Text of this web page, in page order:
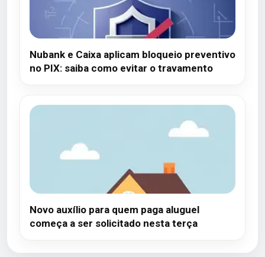
Nubank e Caixa aplicam bloqueio preventivo
no PIX: saiba como evitar o travamento
Novo auxílio para quem paga aluguel
começa a ser solicitado nesta terça